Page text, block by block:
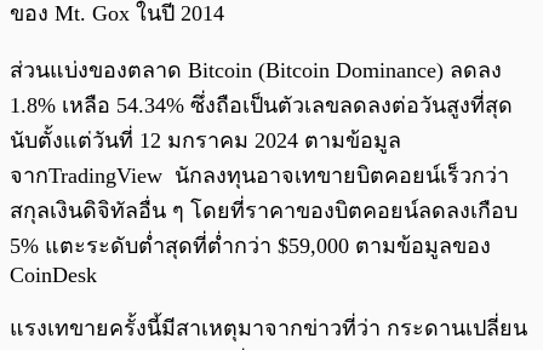
ของ Mt. Gox ในปี 2014
ส่วนแบ่งของตลาด Bitcoin (Bitcoin Dominance) ลดลง
1.8% เหลือ 54.34% ซึ่งถือเป็นตัวเลขลดลงต่อวันสูงที่สุด
นับตั้งแต่วันที่ 12 มกราคม 2024 ตามข้อมูล
จากTradingView นักลงทุนอาจเทขายบิตคอยน์เร็วกว่า
สกุลเงินดิจิทัลอื่น ๆ โดยที่ราคาของบิตคอยน์ลดลงเกือบ
5% แตะระดับต่ำสุดที่ต่ำกว่า $59,000 ตามข้อมูลของ
CoinDesk
แรงเทขายครั้งนี้มีสาเหตุมาจากข่าวที่ว่า กระดานเปลี่ยน